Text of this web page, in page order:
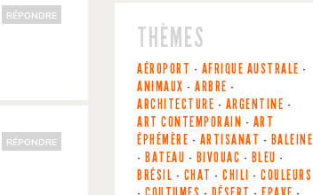
RÉPONDRE
RÉPONDRE
THÈMES
AÉROPORT - AFRIQUE AUSTRALE -
ANIMAUX - ARBRE -
ARCHITECTURE - ARGENTINE -
ART CONTEMPORAIN - ART
ÉPHÉMÈRE - ARTISANAT - BALEINE
- BATEAU - BIVOUAC - BLEU -
BRÉSIL - CHAT - CHILI - COULEURS